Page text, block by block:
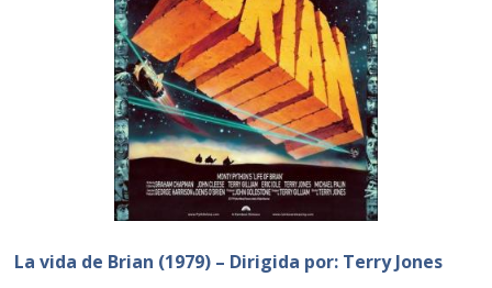
La vida de Brian (1979) – Dirigida por: Terry Jones